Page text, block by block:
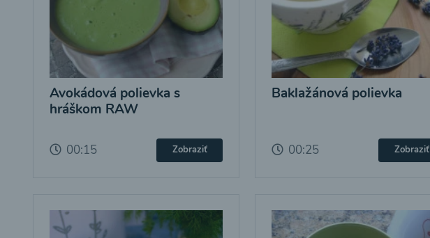
Avokádová polievka s
hráškom RAW
00:15 Zobraziť
Baklažánová polievka
00:25 Zobraziť